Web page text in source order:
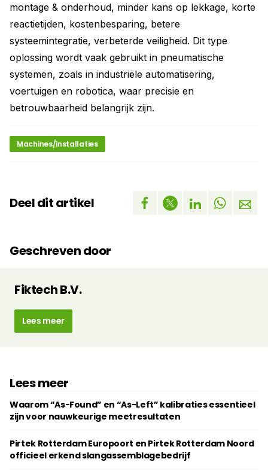
montage & onderhoud, minder kans op lekkage, korte
reactietijden, kostenbesparing, betere
systeemintegratie, verbeterde veiligheid. Dit type
oplossing wordt vaak gebruikt in pneumatische
systemen, zoals in industriële automatisering,
voertuigen en robotica, waar precisie en
betrouwbaarheid belangrijk zijn.
Machines/installaties
Deel dit artikel
Geschreven door
Fiktech B.V.
Lees meer
Lees meer
Waarom “As-Found” en “As-Left” kalibraties essentieel
zijn voor nauwkeurige meetresultaten
Pirtek Rotterdam Europoort en Pirtek Rotterdam Noord
officieel erkend slangassemblagebedrijf